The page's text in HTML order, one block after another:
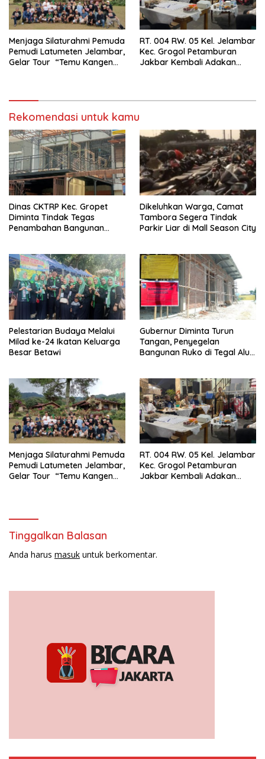
Menjaga Silaturahmi Pemuda
Pemudi Latumeten Jelambar,
Gelar Tour “Temu Kangen
RT. 004 RW. 05 Kel. Jelambar
Kec. Grogol Petamburan
Jakbar Kembali Adakan
Rekomendasi untuk kamu
Dinas CKTRP Kec. Gropet
Diminta Tindak Tegas
Penambahan Bangunan
Dikeluhkan Warga, Camat
Tambora Segera Tindak
Parkir Liar di Mall Season City
Pelestarian Budaya Melalui
Milad ke-24 Ikatan Keluarga
Besar Betawi
Gubernur Diminta Turun
Tangan, Penyegelan
Bangunan Ruko di Tegal Alur
Menjaga Silaturahmi Pemuda
Pemudi Latumeten Jelambar,
Gelar Tour “Temu Kangen
RT. 004 RW. 05 Kel. Jelambar
Kec. Grogol Petamburan
Jakbar Kembali Adakan
Tinggalkan Balasan
Anda harus masuk untuk berkomentar.